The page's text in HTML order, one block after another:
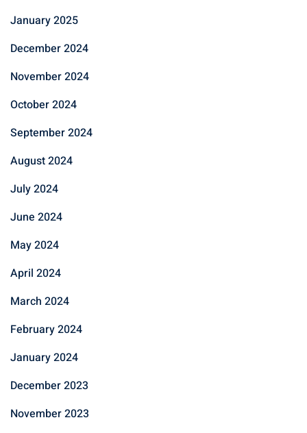
January 2025
December 2024
November 2024
October 2024
September 2024
August 2024
July 2024
June 2024
May 2024
April 2024
March 2024
February 2024
January 2024
December 2023
November 2023